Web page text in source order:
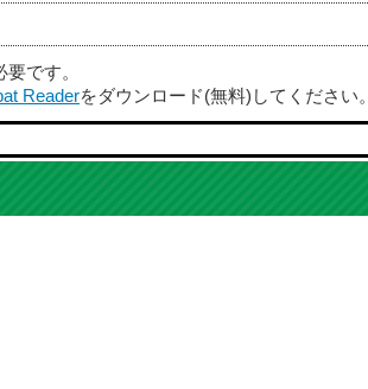
要です。
Readerをダウンロード(無料)してください。